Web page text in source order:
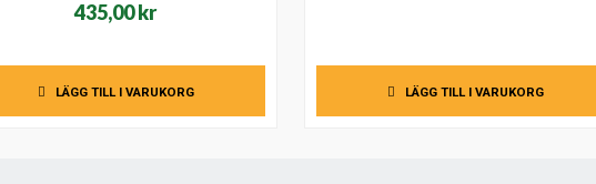
435,00kr
LÄGG TILL I VARUKORG LÄGG TILL I VARUKORG